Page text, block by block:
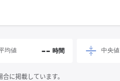
均値 -- 時間 中央値
に掲載しています。